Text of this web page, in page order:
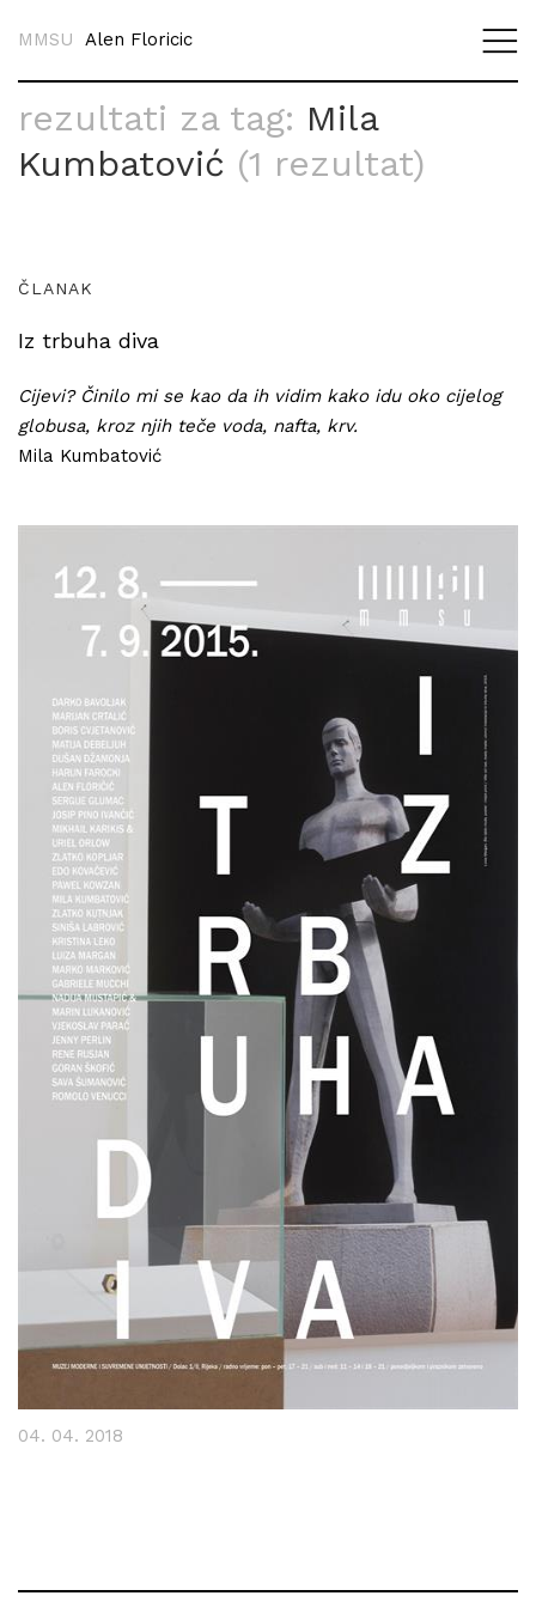
MMSU Alen Floricic
rezultati za tag: Mila
Kumbatović (1 rezultat)
ČLANAK
Iz trbuha diva
Cijevi? Činilo mi se kao da ih vidim kako idu oko cijelog
globusa, kroz njih teče voda, nafta, krv.
Mila Kumbatović
04. 04. 2018